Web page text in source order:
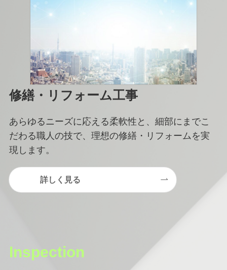
修繕・リフォーム工事
あらゆるニーズに応える柔軟性と、細部にまでこ
だわる職人の技で、理想の修繕・リフォームを実
現します。
詳しく見る
Inspection